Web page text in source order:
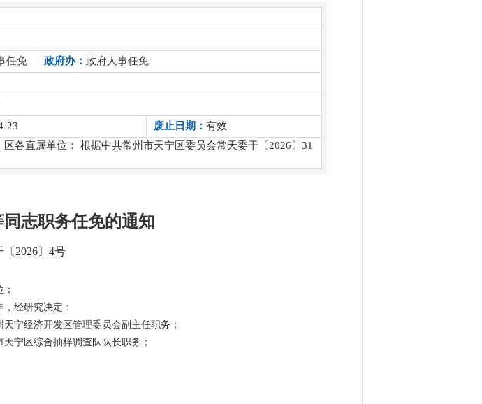
任免 政府办： 政府人事任免
23 废止日期： 有效
各直属单位： 根据中共常州市天宁区委员会常天委干〔2026〕31
志职务任免的通知
〔2026〕4号
经研究决定：
宁经济开发区管理委员会副主任职务；
宁区综合抽样调查队队长职务；